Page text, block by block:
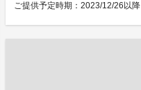
ご提供予定時期：2023/12/26以降